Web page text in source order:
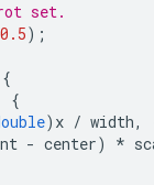
set.
0.5);
{
{
) x / width,
- center) *